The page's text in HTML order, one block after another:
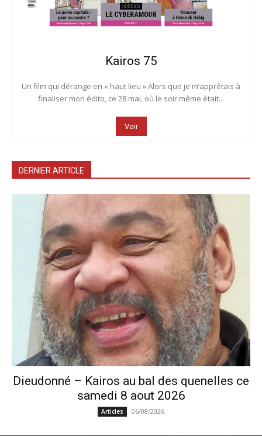
Kairos 75
Un film qui dérange en « haut lieu » Alors que je m’apprêtais à
finaliser mon édito, ce 28 mai, où le soir même était...
Voir
DERNIER ARTICLE
Dieudonné – Kairos au bal des quenelles ce
samedi 8 aout 2026
Articles 06/08/2026